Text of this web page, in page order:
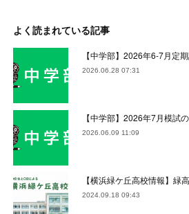
よく読まれている記事
【中学部】2026年6-7月定
2026.06.28 07:31
【中学部】2026年7月模試
2026.06.09 11:09
【横浜緑ケ丘高校情報】緑
2024.09.18 09:43